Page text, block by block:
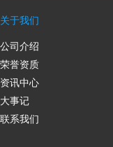
关于我们
公司介绍
荣誉资质
资讯中心
大事记
联系我们